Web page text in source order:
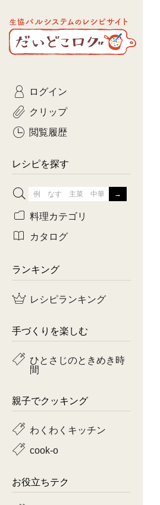
生協パルシステムのレシピ
サイト
だいどこログ
ログイン
クリップ
閲覧履歴
レシピを探す
料理カテゴリ
カタログ
ランキング
レシピランキング
手づくりを楽しむ
ひとさじのときめき時
間
親子でクッキング
わくわくキッチン
cook-o
お役立ちテク